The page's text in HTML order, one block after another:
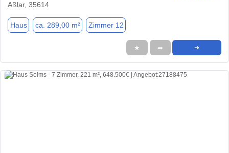
Aßlar, 35614
Haus ca. 289,00 m² Zimmer 12
★ ➦ ➜